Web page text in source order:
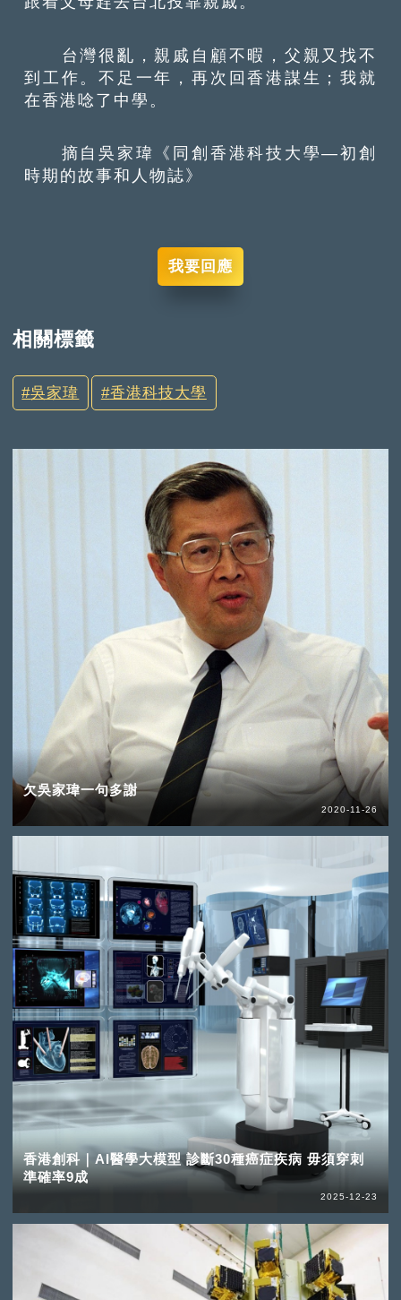
台灣很亂，親戚自顧不暇，父親又找不
到工作。不足一年，再次回香港謀生；我就
在香港唸了中學。
摘自吳家瑋《同創香港科技大學—初創
時期的故事和人物誌》
我要回應
相關標籤
吳家瑋 香港科技大學
欠吳家瑋一句多謝
2020-11-26
香港創科｜AI醫學大模型 診斷30種癌症疾病 毋須穿刺
準確率9成
2025-12-23